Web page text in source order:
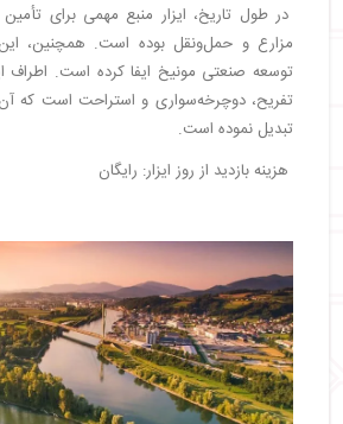
در طول تاریخ، ایزار منبع مهمی برای
مزارع و حمل‌ونقل بوده است. همچنین،
توسعه صنعتی مونیخ ایفا کرده است. اطراف
تفریح، دوچرخه‌سواری و استراحت است که
تبدیل نموده است.
هزینه بازدید از روز ایزار: رایگان